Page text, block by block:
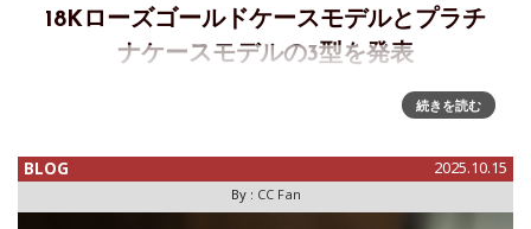
18Kローズゴールドケースモデルとプラチ
ナケースモデルの3型を発表
モリッツ・グロスマンが新作「パーペチュアルカレンダー」
を発表モリッツ・グロスマンはブランド創立17周年を祝し、
ー」を発表します。この新作はウォッチメイキングで最も複
雑な機構の1つ
続きを読む
BLOG 2025.10.15
By : CC Fan